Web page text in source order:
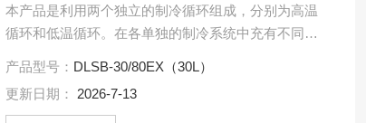
本产品是利用两个独立的制冷循环组成，分别为高温
循环和低温循环。在各单独的制冷系统中充有不同性
采用低温制冷剂。这.....
产品型号： DLSB-30/80EX（30L）
更新日期：
2026-7-13